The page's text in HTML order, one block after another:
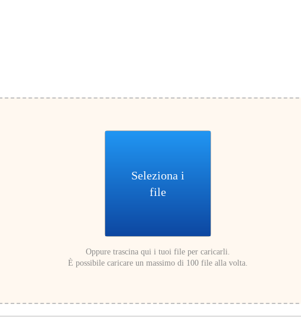
Seleziona i
file
Oppure trascina qui i tuoi file per caricarli.
È possibile caricare un massimo di 100 file alla volta.